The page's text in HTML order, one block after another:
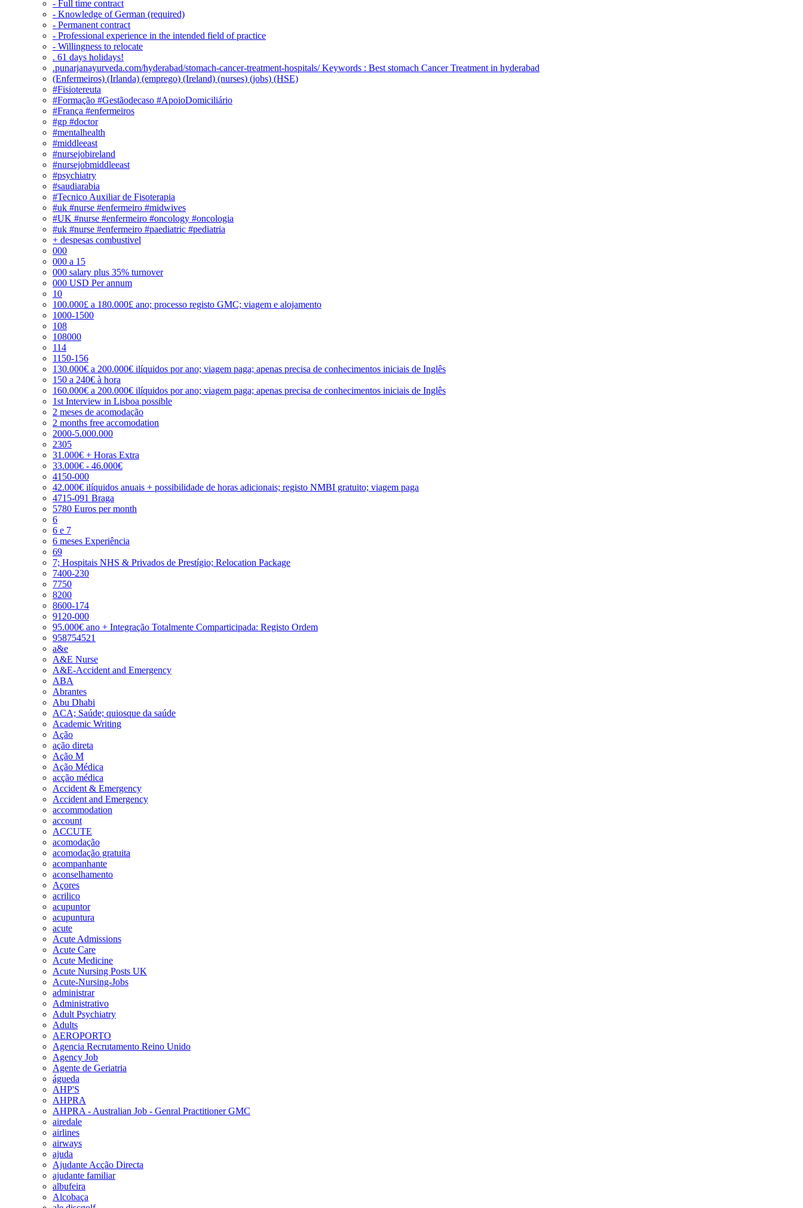
- Full time contract
- Knowledge of German (required)
- Permanent contract
- Professional experience in the intended field of practice
- Willingness to relocate
. 61 days holidays!
.punarjanayurveda.com/hyderabad/stomach-cancer-treatment-hospitals/ Keywords : Best stomach Cancer Treatment in hyderabad
(Enfermeiros) (Irlanda) (emprego) (Ireland) (nurses) (jobs) (HSE)
#Fisiotereuta
#Formação #Gestãodecaso #ApoioDomiciliário
#França #enfermeiros
#gp #doctor
#mentalhealth
#middleeast
#nursejobireland
#nursejobmiddleeast
#psychiatry
#saudiarabia
#Tecnico Auxiliar de Fisoterapia
#uk #nurse #enfermeiro #midwives
#UK #nurse #enfermeiro #oncology #oncologia
#uk #nurse #enfermeiro #paediatric #pediatria
+ despesas combustivel
000
000 a 15
000 salary plus 35% turnover
000 USD Per annum
10
100.000£ a 180.000£ ano; processo registo GMC; viagem e alojamento
1000-1500
108
108000
114
1150-156
130.000€ a 200.000€ ilíquidos por ano; viagem paga; apenas precisa de conhecimentos iniciais de Inglês
150 a 240€ à hora
160.000€ a 200.000€ ilíquidos por ano; viagem paga; apenas precisa de conhecimentos iniciais de Inglês
1st Interview in Lisboa possible
2 meses de acomodação
2 months free accomodation
2000-5.000.000
2305
31.000€ + Horas Extra
33.000€ - 46.000€
4150-000
42.000€ ilíquidos anuais + possibilidade de horas adicionais; registo NMBI gratuito; viagem paga
4715-091 Braga
5780 Euros per month
6
6 e 7
6 meses Experiência
69
7; Hospitais NHS & Privados de Prestígio; Relocation Package
7400-230
7750
8200
8600-174
9120-000
95.000€ ano + Integração Totalmente Comparticipada: Registo Ordem
958754521
a&e
A&E Nurse
A&E-Accident and Emergency
ABA
Abrantes
Abu Dhabi
ACA; Saúde; quiosque da saúde
Academic Writing
Ação
ação direta
Ação M
Ação Médica
acção médica
Accident & Emergency
Accident and Emergency
accommodation
account
ACCUTE
acomodação
acomodação gratuita
acompanhante
aconselhamento
Açores
acrilico
acupuntor
acupuntura
acute
Acute Admissions
Acute Care
Acute Medicine
Acute Nursing Posts UK
Acute-Nursing-Jobs
administrar
Administrativo
Adult Psychiatry
Adults
AEROPORTO
Agencia Recrutamento Reino Unido
Agency Job
Agente de Geriatria
águeda
AHP'S
AHPRA
AHPRA - Australian Job - Genral Practitioner GMC
airedale
airlines
airways
ajuda
Ajudante Acção Directa
ajudante familiar
albufeira
Alcobaça